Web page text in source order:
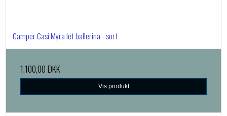
Camper Casi Myra let ballerina - sort
1.100,00 DKK
Vis produkt